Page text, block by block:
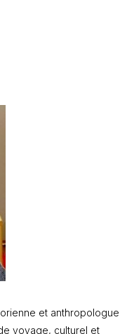
et anthropologue
voyage, culturel et